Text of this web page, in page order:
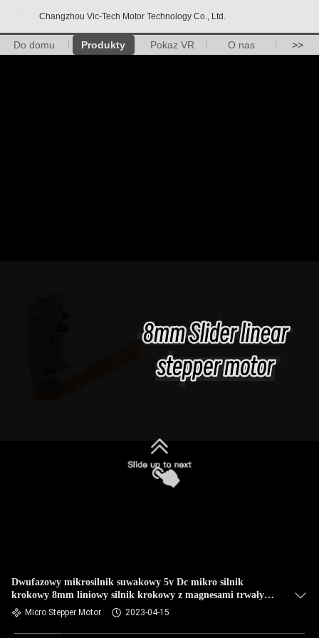
Changzhou Vic-Tech Motor Technology Co., Ltd.
Do domu Produkty Pokaz VR O nas >>
Dwufazowy mikrosilnik suwakowy 5v Dc mikro silnik
krokowy 8mm liniowy silnik krokowy z magnesami trwałymi
typ VSM08145
Micro Stepper Motor 2023-04-15